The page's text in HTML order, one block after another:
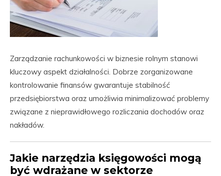
Zarządzanie rachunkowości w biznesie rolnym stanowi
kluczowy aspekt działalności. Dobrze zorganizowane
kontrolowanie finansów gwarantuje stabilność
przedsiębiorstwa oraz umożliwia minimalizować problemy
związane z nieprawidłowego rozliczania dochodów oraz
nakładów.
Jakie narzędzia księgowości mogą
być wdrażane w sektorze